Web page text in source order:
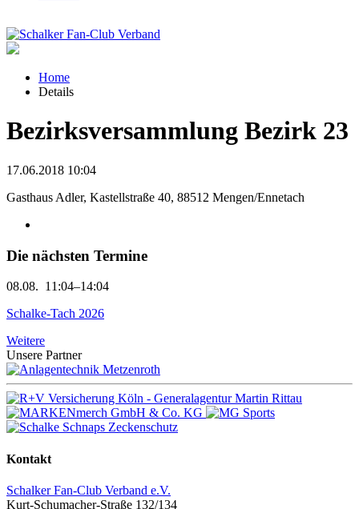
Home
Details
Bezirksversammlung Bezirk 23
17.06.2018 10:04
Gasthaus Adler, Kastellstraße 40, 88512 Mengen/Ennetach
Die nächsten Termine
08.08. 11:04–14:04
Schalke-Tach 2026
Weitere
Unsere Partner
Kontakt
Schalker Fan-Club Verband e.V.
Kurt-Schumacher-Straße 132/134